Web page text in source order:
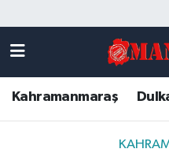
Kahramanmaraş
DULKADİROĞLU
KAHRAMANMARAŞ
Kahramanmaraş
Kahramanmaraş
Kahramanmaraş